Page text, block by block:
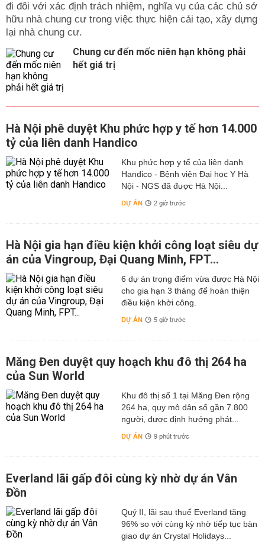
đi đôi với xác định trách nhiệm, nghĩa vụ của các chủ sở
hữu nhà chung cư trong việc thực hiện cải tạo, xây dựng
lại nhà chung cư.
Chung cư đến mốc niên hạn không phải
hết giá trị
Hà Nội phê duyệt Khu phức hợp y tế hơn 14.000
tỷ của liên danh Handico
Khu phức hợp y tế của liên danh
Handico - Bệnh viện Đại học Y Hà
Nội - NGS đã được Hà Nội...
DỰ ÁN 2 giờ trước
Hà Nội gia hạn điều kiện khởi công loạt siêu dự
án của Vingroup, Đại Quang Minh, FPT...
6 dự án trọng điểm vừa được Hà Nội
cho gia hạn 3 tháng để hoàn thiện
điều kiện khởi công.
DỰ ÁN 5 giờ trước
Măng Đen duyệt quy hoạch khu đô thị 264 ha
của Sun World
Khu đô thị số 1 tại Măng Đen rộng
264 ha, quy mô dân số gần 7.800
người, được định hướng phát...
DỰ ÁN 9 phút trước
Everland lãi gấp đôi cùng kỳ nhờ dự án Vân
Đồn
Quý II, lãi sau thuế Everland tăng
96% so với cùng kỳ nhờ tiếp tục bàn
giao dự án Crystal Holidays...